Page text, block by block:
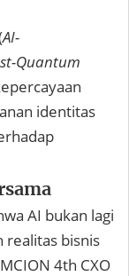
AI-
Quantum
identitas
AI bukan lagi
realitas bisnis
4th CXO